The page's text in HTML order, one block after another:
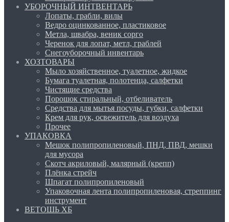
УБОРОЧНЫЙ ИНТВЕНТАРЬ
Лопаты, грабли, вилы
Ведро оцинкованное, пластиковое
Метла, швабра, веник сорго
Черенок для лопат, метл, граблей
Снегоуборочный инвентарь
ХОЗТОВАРЫ
Мыло хозяйственное, туалетное, жидкое
Бумага туалетная, полотенца, салфетки
Чистящие средства
Порошок стиральный, отбеливатель
Средства для мытья посуды, губки, салфетки
Крем для рук, освежитель для воздуха
Прочее
УПАКОВКА
Мешок полипропиленовый, ПНД, ПВД, мешки
для мусора
Скотч акриловый, малярный (крепп)
Плёнка стрейч
Шпагат полипропиленовый
Упаковочная лента полипропиленовая, стреппинг
инструмент
ВЕТОШЬ ХБ